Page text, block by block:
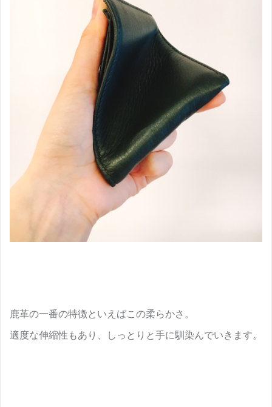
鹿革の一番の特徴といえばこの柔らかさ。
適度な伸縮性もあり、しっとりと手に馴染んでいきます。